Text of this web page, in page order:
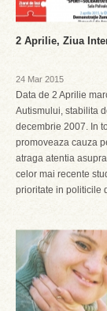
2 Aprilie, Ziua
24 Mar 2015
Data de 2 Aprilie
Autismului, stabilita
decembrie 2007. In
promoveaza cauza
atraga atentia
celor mai recente
prioritate in politicile